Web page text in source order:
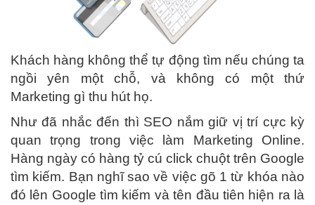
Khách hàng không thể tự động tìm nếu chúng ta
ngồi yên một chỗ, và không có một thứ
Marketing gì thu hút họ.
Như đã nhắc đến thì SEO nắm giữ vị trí cực kỳ
quan trọng trong việc làm Marketing Online.
Hàng ngày có hàng tỷ cú click chuột trên Google
tìm kiếm. Bạn nghĩ sao về việc gõ 1 từ khóa nào
đó lên Google tìm kiếm và tên đầu tiên hiện ra là